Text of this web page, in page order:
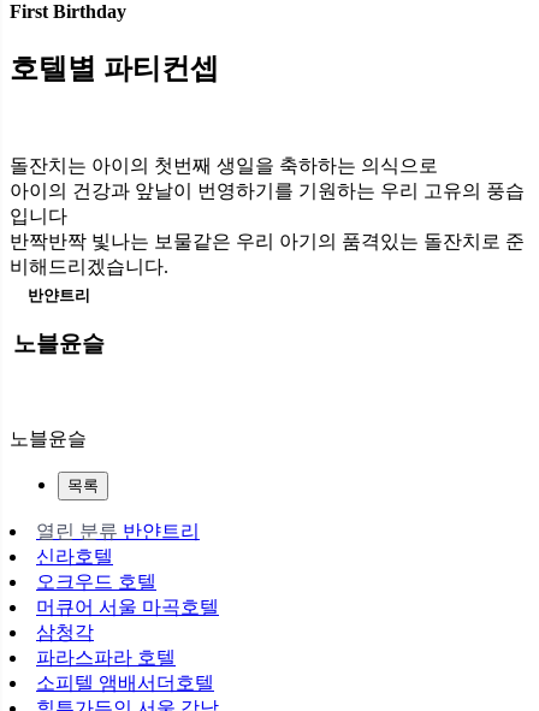
First Birthday
호텔별 파티컨셉
돌잔치는 아이의 첫번째 생일을 축하하는 의식으로
아이의 건강과 앞날이 번영하기를 기원하는 우리 고유의 풍습
입니다
반짝반짝 빛나는 보물같은 우리 아기의 품격있는 돌잔치로 준
비해드리겠습니다.
반얀트리
노블윤슬
노블윤슬
목록
열린 분류 반얀트리
신라호텔
오크우드 호텔
머큐어 서울 마곡호텔
삼청각
파라스파라 호텔
소피텔 앰배서더호텔